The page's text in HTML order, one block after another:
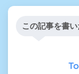
この記事を書い